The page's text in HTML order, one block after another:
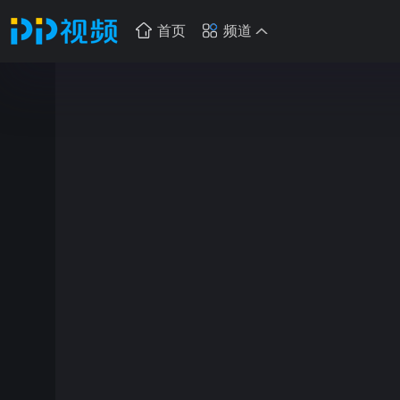
首页 频道